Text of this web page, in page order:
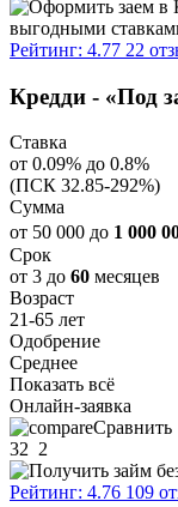
Рейтинг: 4.77 22
Кредди - «Под
Ставка
от 0.09% до 0.8%
(ПСК 32.85-292%)
Сумма
от 50 000 до 1 000
Срок
от 3 до 60 месяцев
Возраст
21-65 лет
Одобрение
Среднее
Показать всё
Онлайн-заявка
Сравнить
32 2
Рейтинг: 4.76 109